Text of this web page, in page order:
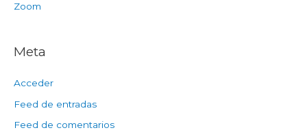
Zoom
Meta
Acceder
Feed de entradas
Feed de comentarios